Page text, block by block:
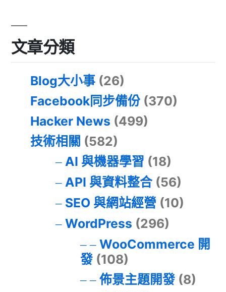
文章分類
Blog大小事 (26)
Facebook同步備份 (370)
Hacker News (499)
技術相關 (582)
AI 與機器學習 (18)
API 與資料整合(56)
SEO 與網站經營 (10)
WordPress (296)
WooCommerce 開
發(108)
佈景主題開發(8)